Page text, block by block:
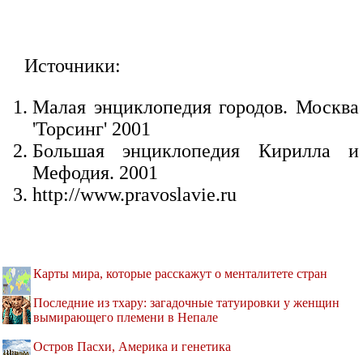
Источники:
Малая энциклопедия городов. Москва
'Торсинг' 2001
Большая энциклопедия Кирилла и
Мефодия. 2001
http://www.pravoslavie.ru
Карты мира, которые расскажут о менталитете стран
Последние из тхару: загадочные татуировки у женщин
вымирающего племени в Непале
Остров Пасхи, Америка и генетика